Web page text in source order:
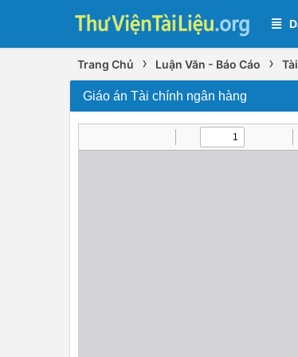
Trang Chủ › Luận Văn - Báo Cáo ›
Giáo án Tài chính ngân hàng